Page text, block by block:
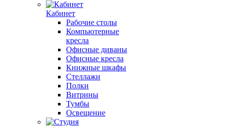
Кабинет
Рабочие столы
Компьютерные
кресла
Офисные диваны
Офисные кресла
Книжные шкафы
Стеллажи
Полки
Витрины
Тумбы
Освещение